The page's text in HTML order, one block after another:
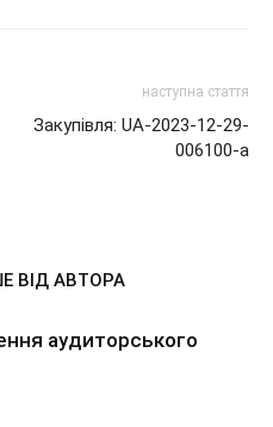
наступна стаття
Закупівля: UA-2023-12-29-
006100-a
ВІД АВТОРА
аудиторського